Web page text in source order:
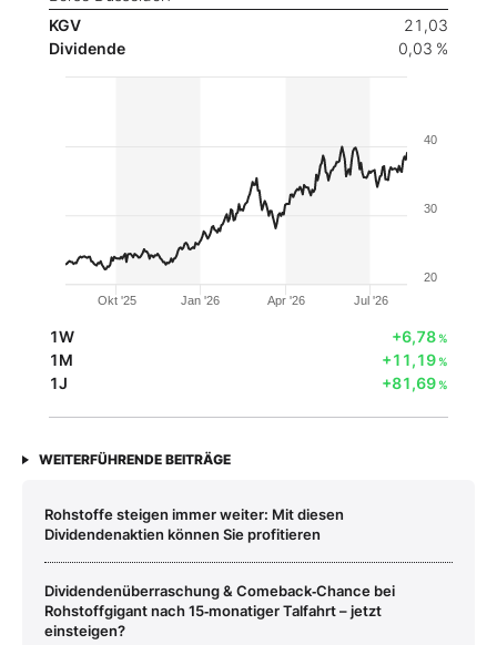
KGV
21,03
Dividende
0,03 %
Okt '25 Jan '26 Apr '26 Jul '26
20
30
40
1W +6,78%
1M +11,19%
1J +81,69%
WEITERFÜHRENDE BEITRÄGE
Rohstoffe steigen immer weiter: Mit diesen
Dividendenaktien können Sie profitieren
Dividendenüberraschung & Comeback‑Chance bei
Rohstoffgigant nach 15‑monatiger Talfahrt – jetzt
einsteigen?